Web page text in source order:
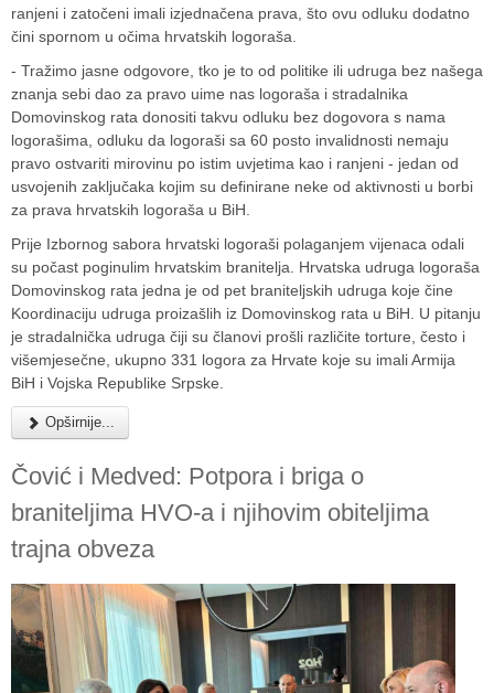
ranjeni i zatočeni imali izjednačena prava, što ovu odluku dodatno
čini spornom u očima hrvatskih logoraša.
- Tražimo jasne odgovore, tko je to od politike ili udruga bez našega
znanja sebi dao za pravo uime nas logoraša i stradalnika
Domovinskog rata donositi takvu odluku bez dogovora s nama
logorašima, odluku da logoraši sa 60 posto invalidnosti nemaju
pravo ostvariti mirovinu po istim uvjetima kao i ranjeni - jedan od
usvojenih zaključaka kojim su definirane neke od aktivnosti u borbi
za prava hrvatskih logoraša u BiH.
Prije Izbornog sabora hrvatski logoraši polaganjem vijenaca odali
su počast poginulim hrvatskim branitelja. Hrvatska udruga logoraša
Domovinskog rata jedna je od pet braniteljskih udruga koje čine
Koordinaciju udruga proizašlih iz Domovinskog rata u BiH. U pitanju
je stradalnička udruga čiji su članovi prošli različite torture, često i
višemjesečne, ukupno 331 logora za Hrvate koje su imali Armija
BiH i Vojska Republike Srpske.
Opširnije...
Čović i Medved: Potpora i briga o
braniteljima HVO-a i njihovim obiteljima
trajna obveza